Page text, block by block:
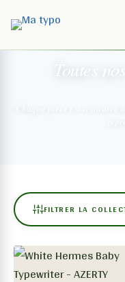
Toutes
FILTRER LA